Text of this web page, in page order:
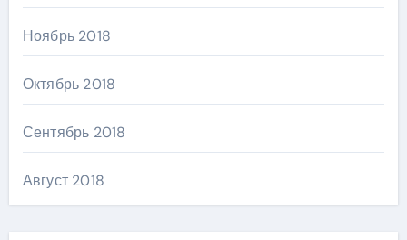
Ноябрь 2018
Октябрь 2018
Сентябрь 2018
Август 2018